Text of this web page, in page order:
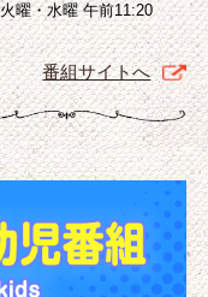
曜・水曜 午前11:20
番組サイトへ